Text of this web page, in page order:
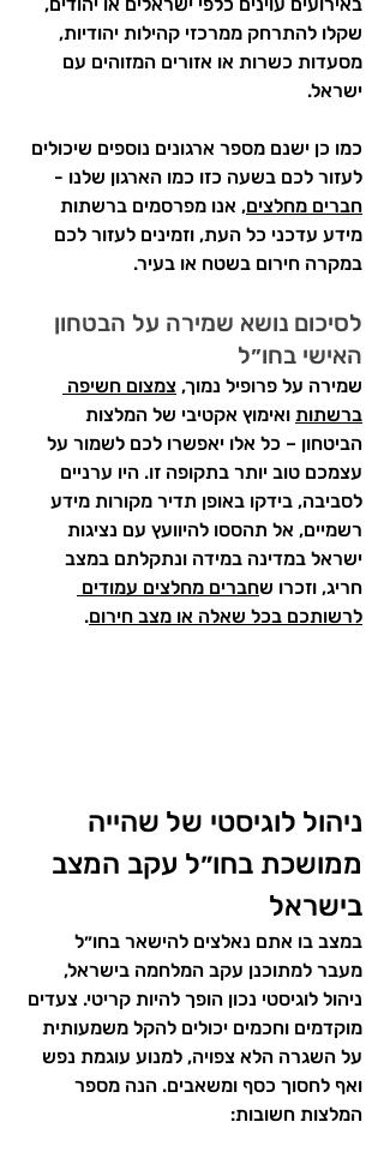
שקלו להתרחק ממרכזי קהילות יהודיות,
מסעדות כשרות או אזורים המזוהים עם
ישראל.
כמו כן ישנם מספר ארגונים נוספים שיכולים
לעזור לכם בשעה כזו כמו הארגון שלנו -
חברים מחלצים, אנו מפרסמים ברשתות
מידע עדכני כל העת, וזמינים לעזור לכם
במקרה חירום בשטח או בעיר.
לסיכום נושא שמירה על הבטחון
האישי בחו״ל
שמירה על פרופיל נמוך, צמצום חשיפה
ברשתות ואימוץ אקטיבי של המלצות
הביטחון – כל אלו יאפשרו לכם לשמור על
עצמכם טוב יותר בתקופה זו. היו ערניים
לסביבה, בידקו באופן תדיר מקורות מידע
רשמיים, אל תהססו להיוועץ עם נציגות
ישראל במדינה במידה ונתקלתם במצב
חריג, וזכרו שחברים מחלצים עמודים
לרשותכם בכל שאלה או מצב חירום.
ניהול לוגיסטי של שהייה
ממושכת בחו״ל עקב המצב
בישראל
במצב בו אתם נאלצים להישאר בחו״ל
מעבר למתוכנן עקב המלחמה בישראל,
ניהול לוגיסטי נכון הופך להיות קריטי. צעדים
מוקדמים וחכמים יכולים להקל משמעותית
על השגרה הלא צפויה, למנוע עוגמת נפש
ואף לחסוך כסף ומשאבים. הנה מספר
המלצות חשובות: